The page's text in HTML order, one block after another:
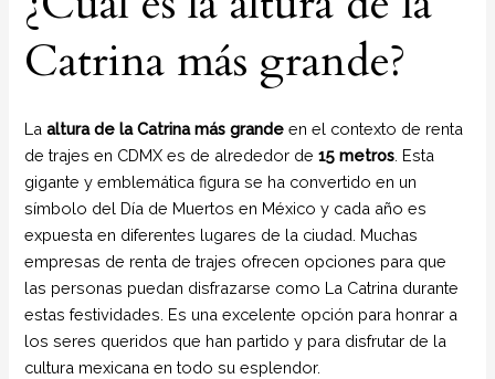
Catrina más grande?
Laaltura de la Catrina más grande en el contexto de renta
de trajes en CDMX es de alrededor de15 metros . Esta
gigante y emblemática figura se ha convertido en un
símbolo del Día de Muertos en México y cada año es
expuesta en diferentes lugares de la ciudad. Muchas
empresas de renta de trajes ofrecen opciones para que
las personas puedan disfrazarse como La Catrina durante
estas festividades. Es una excelente opción para honrar a
los seres queridos que han partido y para disfrutar de la
cultura mexicana en todo su esplendor.